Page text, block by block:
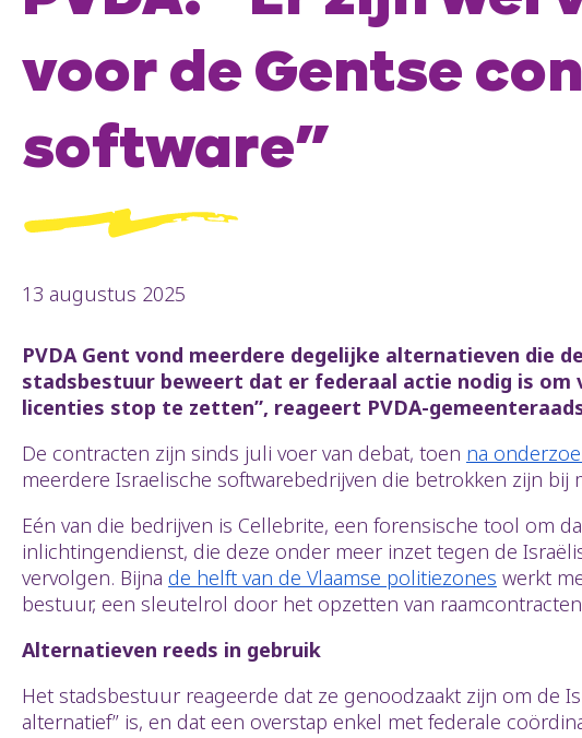
voor de Gentse
software”
13 augustus 2025
PVDA Gent vond meerdere degelijke alternatieven die
stadsbestuur beweert dat er federaal actie nodig is
licenties stop te zetten”, reageert PVDA-
De contracten zijn sinds juli voer van debat, toen na
meerdere Israelische softwarebedrijven die betrokken zijn
Eén van die bedrijven is Cellebrite, een forensische tool om
inlichtingendienst, die deze onder meer inzet tegen de
vervolgen. Bijna de helft van de Vlaamse politiezones werkt
bestuur, een sleutelrol door het opzetten van
Alternatieven reeds in gebruik
Het stadsbestuur reageerde dat ze genoodzaakt zijn om de
alternatief” is, en dat een overstap enkel met federale